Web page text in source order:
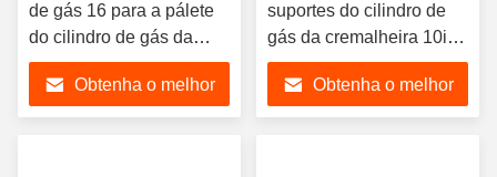
de gás 16 para a pálete
do cilindro de gás da
distribuição da
empilhadeira
Obtenha o melhor
suportes do cilindro de
gás da cremalheira 10in
do armazenamento do
tanque de oxigênio do
cilindro
Obtenha o melhor